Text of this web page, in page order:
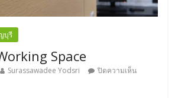
บุรี
Space
Surassawadee Yodsri ปิดความเห็น